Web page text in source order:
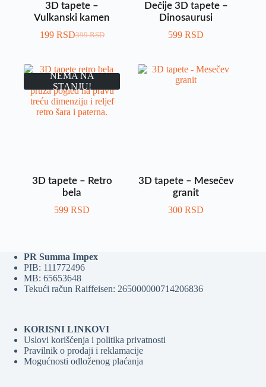
3D tapete –
Vulkanski kamen
399RSD
199 RSD
Dečije 3D tapete –
Dinosaurusi
599RSD
NEMA NA
STANJU!
3D tapete – Retro
bela
599RSD
3D tapete – Mesečev
granit
300RSD
PR Summa Impex
PIB: 111772496
MB: 65653648
Tekući račun Raiffeisen: 265000000714206836
KORISNI LINKOVI
Uslovi korišćenja i politika privatnosti
Pravilnik o prodaji i reklamacije
Mogućnosti odloženog plaćanja